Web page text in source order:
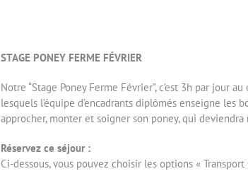
STAGE PONEY FERME FÉVRIER
Notre “Stage Poney Ferme Février”, c’est 3h par jour
lesquels l’équipe d’encadrants diplômés enseigne les
approcher, monter et soigner son poney, qui
Réservez ce séjour :
Ci-dessous, vous pouvez choisir les options «